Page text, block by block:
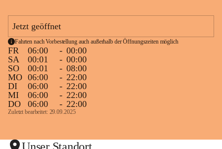
Taxi Paier Team
Jetzt geöffnet
Fahrten nach Vorbestellung auch außerhalb der Öffnungszeiten möglich
FR 06:00 - 00:00
SA
00:01 - 00:00
SO
00:01 - 08:00
MO 06:00 - 22:00
DI
06:00 - 22:00
MI
06:00 - 22:00
DO
06:00 - 22:00
Zuletzt bearbeitet: 29.09.2025
Unser Standort